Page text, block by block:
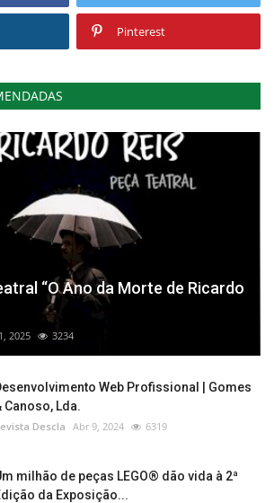
Pinterest
“O Ano da Morte de Ricardo
2025 3234
Web Profissional | Gomes
Canoso, Lda.
Descla Abr 9, 2024 6319
milhão de peças LEGO® dão vida à 2ª
da Exposição...